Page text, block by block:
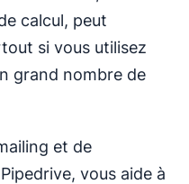
calcul, peut
si vous utilisez
grand nombre de
et de
vous aide à